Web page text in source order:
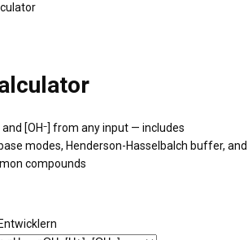
and [OH⁻] from any input — includes
modes, Henderson-Hasselbalch buffer, and
compounds